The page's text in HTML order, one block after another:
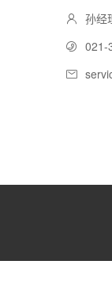
孙经
021-